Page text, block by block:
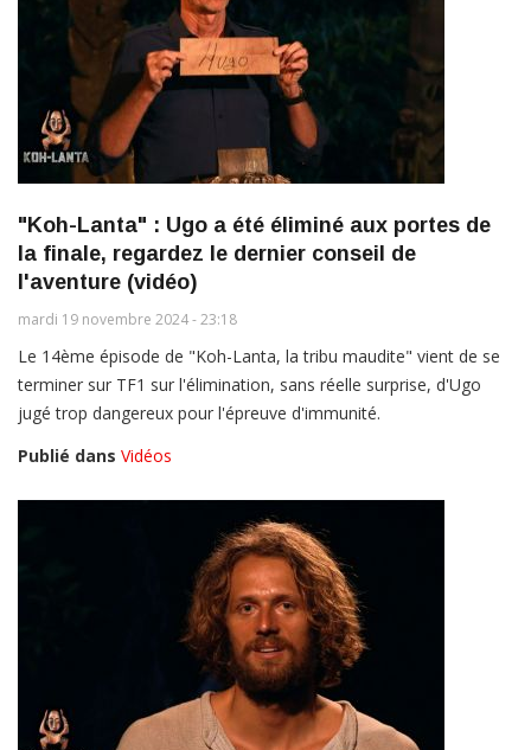
"Koh-Lanta" : Ugo a été éliminé aux portes de
la finale, regardez le dernier conseil de
l'aventure (vidéo)
mardi 19 novembre 2024 - 23:18
Le 14ème épisode de "Koh-Lanta, la tribu maudite" vient de se
terminer sur TF1 sur l'élimination, sans réelle surprise, d'Ugo
jugé trop dangereux pour l'épreuve d'immunité.
Publié dans Vidéos